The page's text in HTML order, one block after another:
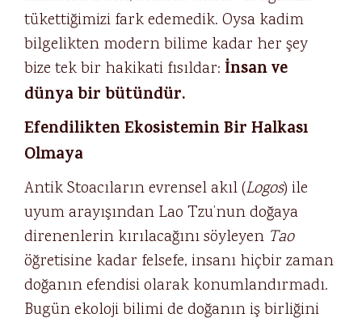
tükettiğimizi fark edemedik. Oysa kadim
bilgelikten modern bilime kadar her şey
bize tek bir hakikati fısıldar: İnsan ve
dünya bir bütündür.
Efendilikten Ekosistemin Bir Halkası
Olmaya
Antik Stoacıların evrensel akıl (Logos) ile
uyum arayışından Lao Tzu’nun doğaya
direnenlerin kırılacağını söyleyen Tao
öğretisine kadar felsefe, insanı hiçbir zaman
doğanın efendisi olarak konumlandırmadı.
Bugün ekoloji bilimi de doğanın iş birliğini